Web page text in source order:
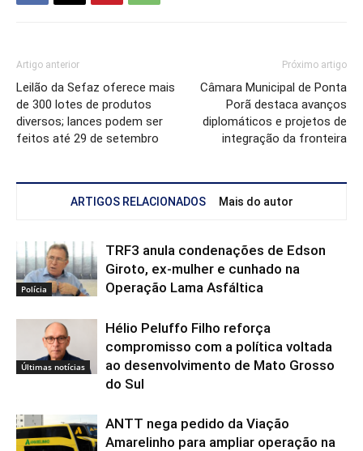
Artigo anterior
Leilão da Sefaz oferece mais
de 300 lotes de produtos
diversos; lances podem ser
feitos até 29 de setembro
Próximo artigo
Câmara Municipal de Ponta
Porã destaca avanços
diplomáticos e projetos de
integração da fronteira
ARTIGOS RELACIONADOS Mais do autor
Polícia
TRF3 anula condenações de Edson
Giroto, ex-mulher e cunhado na
Operação Lama Asfáltica
Últimas notícias
Hélio Peluffo Filho reforça
compromisso com a política voltada
ao desenvolvimento de Mato Grosso
do Sul
ANTT nega pedido da Viação
Amarelinho para ampliar operação na